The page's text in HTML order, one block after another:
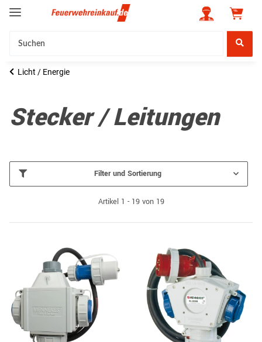
Licht / Energie
Stecker / Leitungen
Filter und Sortierung
Artikel 1 - 19 von 19